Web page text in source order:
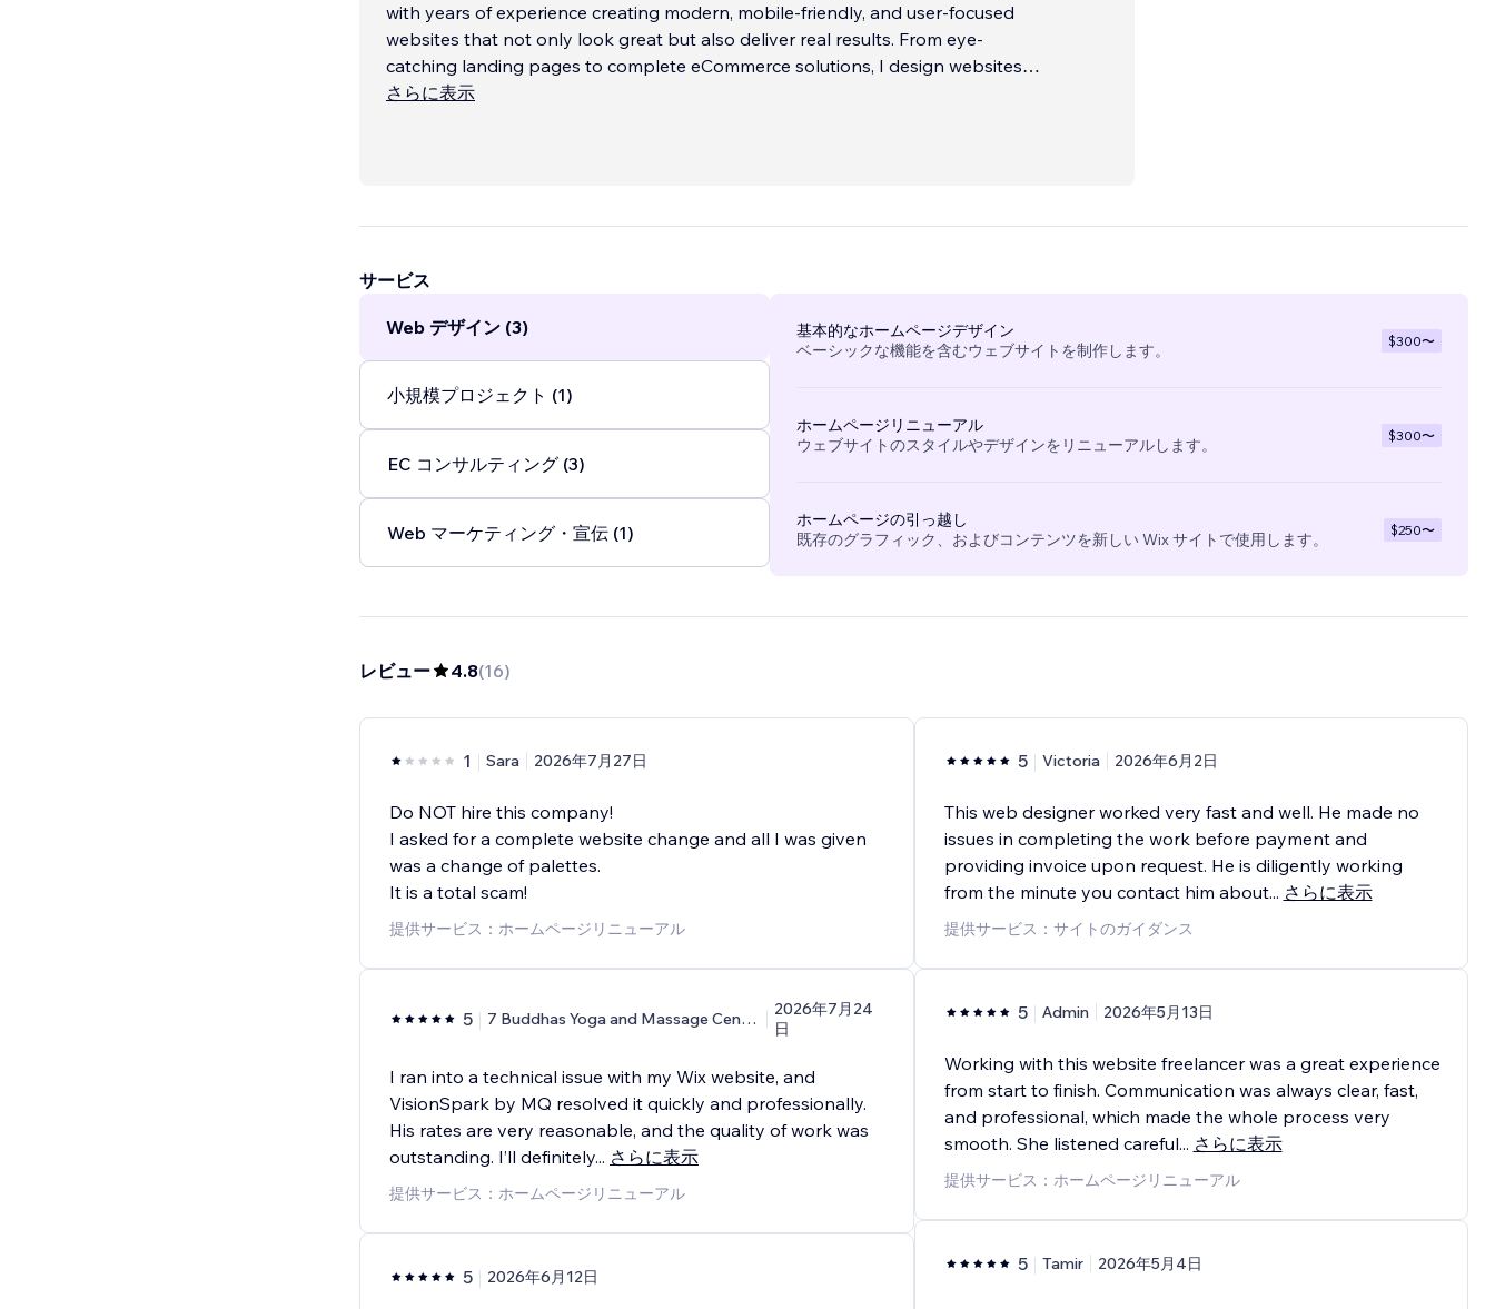
with years of experience creating modern, mobile-friendly, and user-focused
websites that not only look great but also deliver real results. From eye-
catching landing pages to complete eCommerce solutions, I design websites
that fit your budget and elevate your online presence.
さらに表示
サービス
Web デザイン (3)
小規模プロジェクト (1)
EC コンサルティング (3)
Web マーケティング・宣伝 (1)
基本的なホームページデザイン
ベーシックな機能を含むウェブサイトを制作します。
$300〜
ホームページリニューアル
ウェブサイトのスタイルやデザインをリニューアルします。
$300〜
ホームページの引っ越し
既存のグラフィック、およびコンテンツを新しい Wix サイトで使用します。
$250〜
レビュー 4.8(16)
1 Sara 2026年7月27日
Do NOT hire this company!
I asked for a complete website change and all I was given
was a change of palettes.
It is a total scam!
提供サービス：ホームページリニューアル
5 7 Buddhas Yoga and Massage Center
2026年7月24
日
I ran into a technical issue with my Wix website, and
VisionSpark by MQ resolved it quickly and professionally.
His rates are very reasonable, and the quality of work was
outstanding. I’ll definitely... さらに表示
提供サービス：ホームページリニューアル
5 2026年6月12日
5 Victoria 2026年6月2日
This web designer worked very fast and well. He made no
issues in completing the work before payment and
providing invoice upon request. He is diligently working
from the minute you contact him about... さらに表示
提供サービス：サイトのガイダンス
5 Admin 2026年5月13日
Working with this website freelancer was a great experience
from start to finish. Communication was always clear, fast,
and professional, which made the whole process very
smooth. She listened careful... さらに表示
提供サービス：ホームページリニューアル
5 Tamir 2026年5月4日